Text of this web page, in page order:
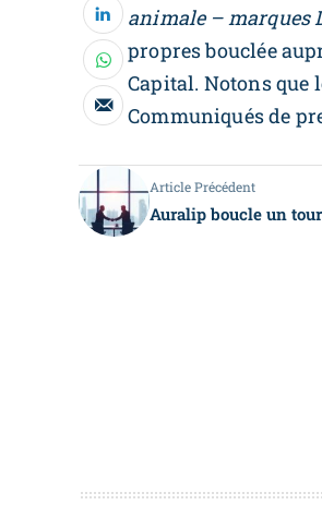
animale – marques
propres bouclée
Capital. Notons que
Communiqués de
Article Précédent
Auralip boucle un